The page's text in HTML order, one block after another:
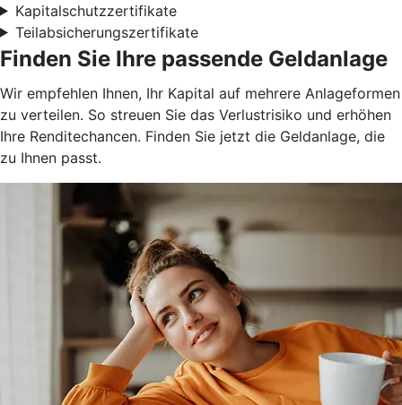
Kapitalschutzzertifikate
Teilabsicherungszertifikate
Finden Sie Ihre passende Geldanlage
Wir empfehlen Ihnen, Ihr Kapital auf mehrere Anlageformen
zu verteilen. So streuen Sie das Verlustrisiko und erhöhen
Ihre Renditechancen. Finden Sie jetzt die Geldanlage, die
zu Ihnen passt.